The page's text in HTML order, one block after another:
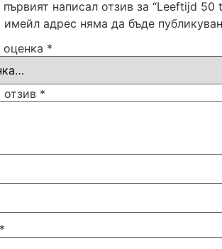
написал отзив за “Leeftijd 50
имейл адрес няма да бъде
*
*
*